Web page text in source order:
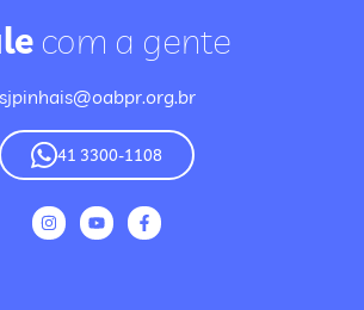
com a gente
sjpinhais@oabpr.org.br
41 3300-1108